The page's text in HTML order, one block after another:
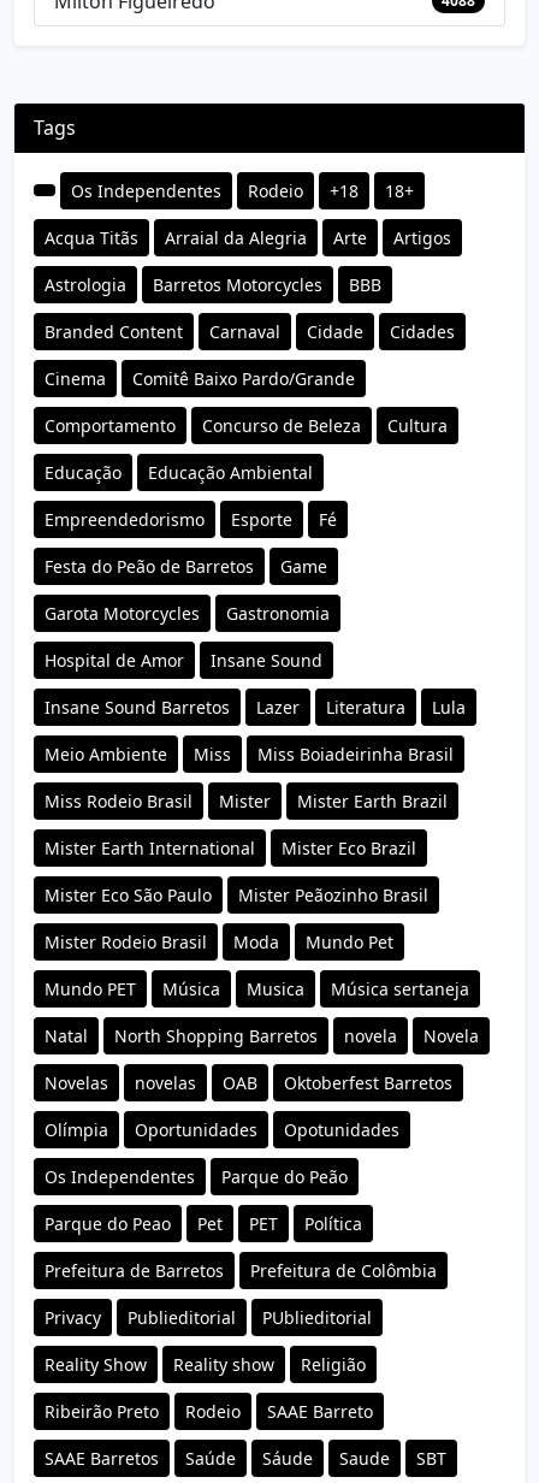
Tags
Os Independentes Rodeio +18 18+
Acqua Titãs Arraial da Alegria Arte Artigos
Astrologia Barretos Motorcycles BBB
Branded Content Carnaval Cidade Cidades
Cinema Comitê Baixo Pardo/Grande
Comportamento Concurso de Beleza Cultura
Educação Educação Ambiental
Empreendedorismo Esporte Fé
Festa do Peão de Barretos Game
Garota Motorcycles Gastronomia
Hospital de Amor Insane Sound
Insane Sound Barretos Lazer Literatura Lula
Meio Ambiente Miss Miss Boiadeirinha Brasil
Miss Rodeio Brasil Mister Mister Earth Brazil
Mister Earth International Mister Eco Brazil
Mister Eco São Paulo Mister Peãozinho Brasil
Mister Rodeio Brasil Moda Mundo Pet
Mundo PET Música Musica Música sertaneja
Natal North Shopping Barretos novela Novela
Novelas novelas OAB Oktoberfest Barretos
Olímpia Oportunidades Opotunidades
Os Independentes Parque do Peão
Parque do Peao Pet PET Política
Prefeitura de Barretos Prefeitura de Colômbia
Privacy Publieditorial PUblieditorial
Reality Show Reality show Religião
Ribeirão Preto Rodeio SAAE Barreto
SAAE Barretos Saúde Sáude Saude SBT